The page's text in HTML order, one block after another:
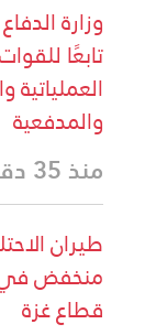
تابعًا
العملياتية
والمدفعية
منذ 35 دقيقة
طيران
منخفض في
قطاع غزة